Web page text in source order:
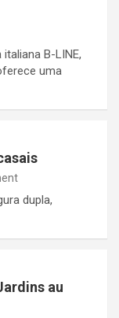
B-LINE,
uma
dupla,
au